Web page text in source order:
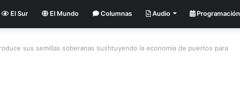
El Sur El Mundo Columnas Audio Programación
sus semillas soberanas sustituyendo la economía de puertos para